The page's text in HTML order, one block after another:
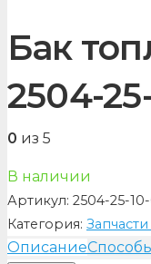
Бак
2504-
0 из 5
В наличии
Артикул: 2504-25-
Категория:
Описание